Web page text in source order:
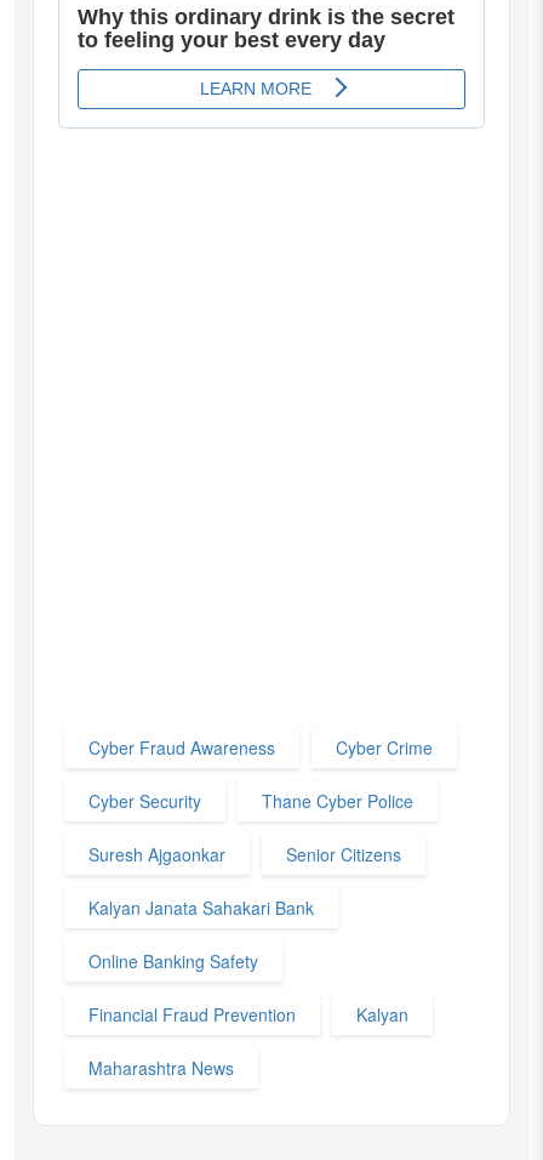
Cyber Fraud Awareness Cyber Crime
Cyber Security Thane Cyber Police
Suresh Ajgaonkar Senior Citizens
Kalyan Janata Sahakari Bank
Online Banking Safety
Financial Fraud Prevention Kalyan
Maharashtra News